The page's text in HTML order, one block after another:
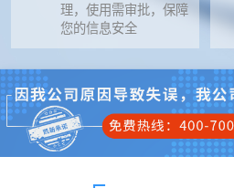
理，使用需审批，保障
您的信息安全